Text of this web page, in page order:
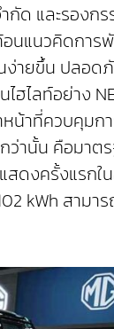
ด และรอง
ท้อนแนวคิด
ายขึ้น ปลอ
ไลท์อย่าง
าที่ควบคุมก
นั้น คือมาต
ครั้งแรกใ
kWh สาม